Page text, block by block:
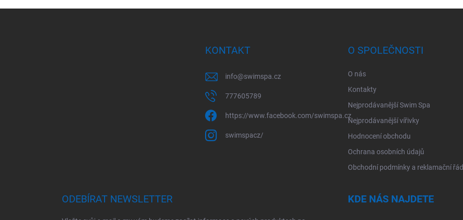
KONTAKT
info@swimspa.cz
777605789
https://www.facebook.com/swimspa.cz
swimspacz/
O SPOLEČNOSTI
O nás
Kontakty
Nejprodávanější Swim Spa
Nejprodávanější vířivky
Hodnocení obchodu
Ochrana osobních údajů
Obchodní podmínky a reklamační řád
ODEBÍRAT NEWSLETTER KDE NÁS NAJDETE